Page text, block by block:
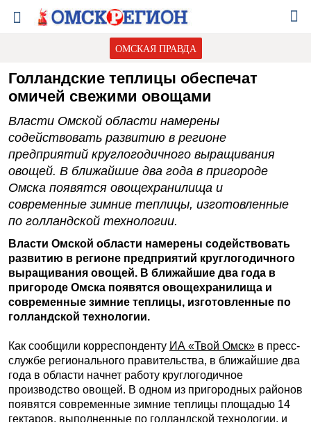
ОМСКАЯ ПРАВДА
Голландские теплицы обеспечат
омичей свежими овощами
Власти Омской области намерены
содействовать развитию в регионе
предприятий круглогодичного выращивания
овощей. В ближайшие два года в пригороде
Омска появятся овощехранилища и
современные зимние теплицы, изготовленные
по голландской технологии.
Власти Омской области намерены содействовать
развитию в регионе предприятий круглогодичного
выращивания овощей. В ближайшие два года в
пригороде Омска появятся овощехранилища и
современные зимние теплицы, изготовленные по
голландской технологии.
Как сообщили корреспонденту ИА «Твой Омск» в пресс-
службе регионального правительства, в ближайшие два
года в области начнет работу круглогодичное
производство овощей. В одном из пригородных районов
появятся современные зимние теплицы площадью 14
гектаров, выполненные по голландской технологии, и